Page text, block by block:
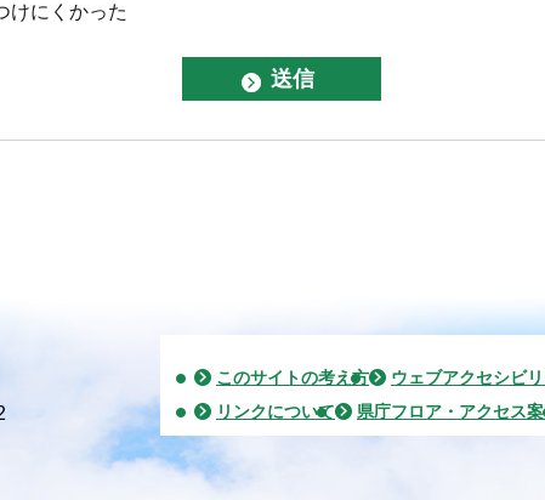
けにくかった
2
このサイトの考え方 ウェブアクセシビ
リンクについて
県庁フロア・アクセス